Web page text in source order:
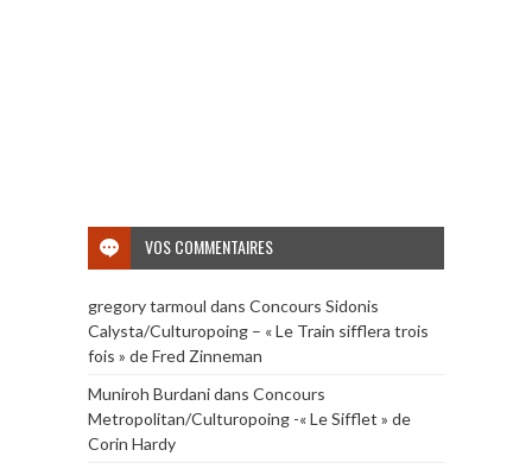
VOS COMMENTAIRES
gregory tarmoul dans Concours Sidonis
Calysta/Culturopoing – « Le Train sifflera trois
fois » de Fred Zinneman
Muniroh Burdanidans Concours
Metropolitan/Culturopoing -« Le Sifflet » de
Corin Hardy